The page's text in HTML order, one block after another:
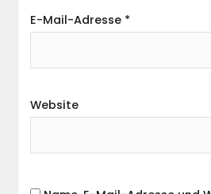
E-Mail-Adresse *
Website